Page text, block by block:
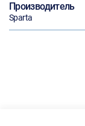
Производитель
Sparta